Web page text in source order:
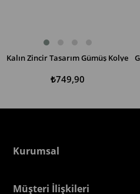
SEPETE EKLE
Kalın Zincir Tasarım Gümüş Kolye
₺749,90
Kurumsal
Müşteri İlişkileri